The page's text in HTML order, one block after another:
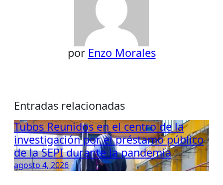
por Enzo Morales
Entradas relacionadas
Tubos Reunidos en el centro de la
investigación por el préstamo público
de la SEPI durante la pandemia
agosto 4, 2026